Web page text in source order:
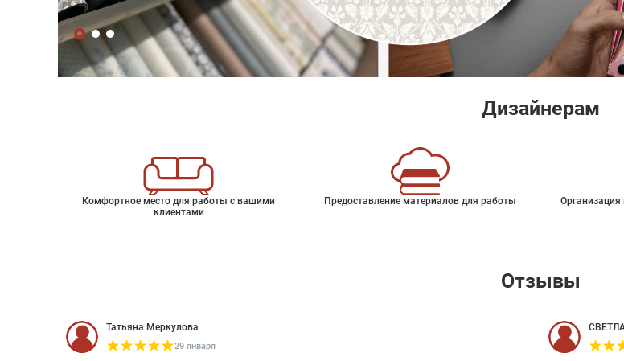
Дизайнерам
Комфортное место для работы с вашими
клиентами
Предоставление материалов для работы
Отзывы
Татьяна Меркулова
29 января